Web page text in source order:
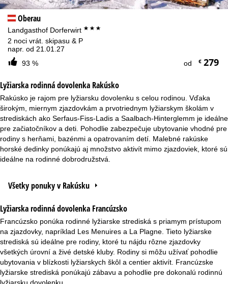
Oberau
Landgasthof Dorferwirt ***
2 noci vrát. skipasu & P
napr. od 21.01.27
93 %
od €279
Lyžiarska rodinná dovolenka Rakúsko
Rakúsko je rajom pre lyžiarsku dovolenku s celou rodinou. Vďaka
širokým, miernym zjazdovkám a prvotriednym lyžiarskym školám v
strediskách ako Serfaus-Fiss-Ladis a Saalbach-Hinterglemm je ideálne
pre začiatočníkov a deti. Pohodlie zabezpečuje ubytovanie vhodné pre
rodiny s herňami, bazénmi a opatrovaním detí. Malebné rakúske
horské dedinky ponúkajú aj množstvo aktivít mimo zjazdoviek, ktoré sú
ideálne na rodinné dobrodružstvá.
Všetky ponuky v Rakúsku
Lyžiarska rodinná dovolenka Francúzsko
Francúzsko ponúka rodinné lyžiarske strediská s priamym prístupom
na zjazdovky, napríklad Les Menuires a La Plagne. Tieto lyžiarske
strediská sú ideálne pre rodiny, ktoré tu nájdu rôzne zjazdovky
všetkých úrovní a živé detské kluby. Rodiny si môžu užívať pohodlie
ubytovania v blízkosti lyžiarskych škôl a centier aktivít. Francúzske
lyžiarske strediská ponúkajú zábavu a pohodlie pre dokonalú rodinnú